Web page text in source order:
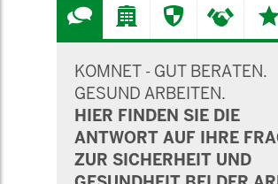
KOMNET - GUT BERATEN.
GESUND ARBEITEN.
HIER FINDEN SIE DIE
ANTWORT AUF IHRE
ZUR SICHERHEIT UND